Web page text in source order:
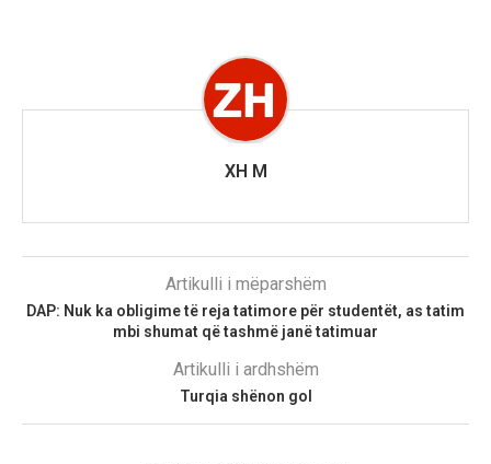
XH M
Artikulli i mëparshëm
DAP: Nuk ka obligime të reja tatimore për studentët, as tatim
mbi shumat që tashmë janë tatimuar
Artikulli i ardhshëm
Turqia shënon gol